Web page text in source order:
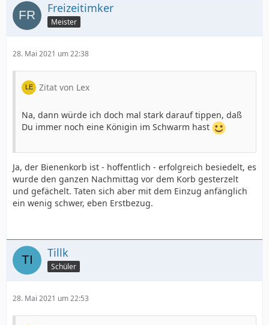
Freizeitimker
Meister
28. Mai 2021 um 22:38
Zitat von Lex
Na, dann würde ich doch mal stark darauf tippen, daß
Du immer noch eine Königin im Schwarm hast
Ja, der Bienenkorb ist - hoffentlich - erfolgreich besiedelt, es
wurde den ganzen Nachmittag vor dem Korb gesterzelt
und gefächelt. Taten sich aber mit dem Einzug anfänglich
ein wenig schwer, eben Erstbezug.
Tillk
Schüler
28. Mai 2021 um 22:53